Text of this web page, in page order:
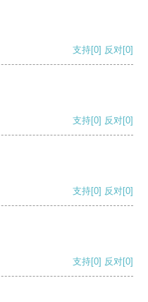
支持[0] 反对[0]
支持[0] 反对[0]
支持[0] 反对[0]
支持[0] 反对[0]